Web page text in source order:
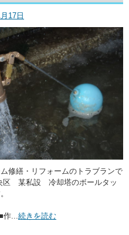
17日
修繕・リフォームのトラブランで
区 某私設 冷却塔のボールタッ
... 続きを読む